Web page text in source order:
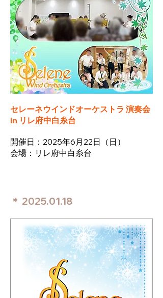
セレーネウインドオーケストラ 演奏会
in リレ府中白糸台
​開催日：2025年6月22日 （ 日）
​会場：リレ府中白糸台
＊ 2025.01.18